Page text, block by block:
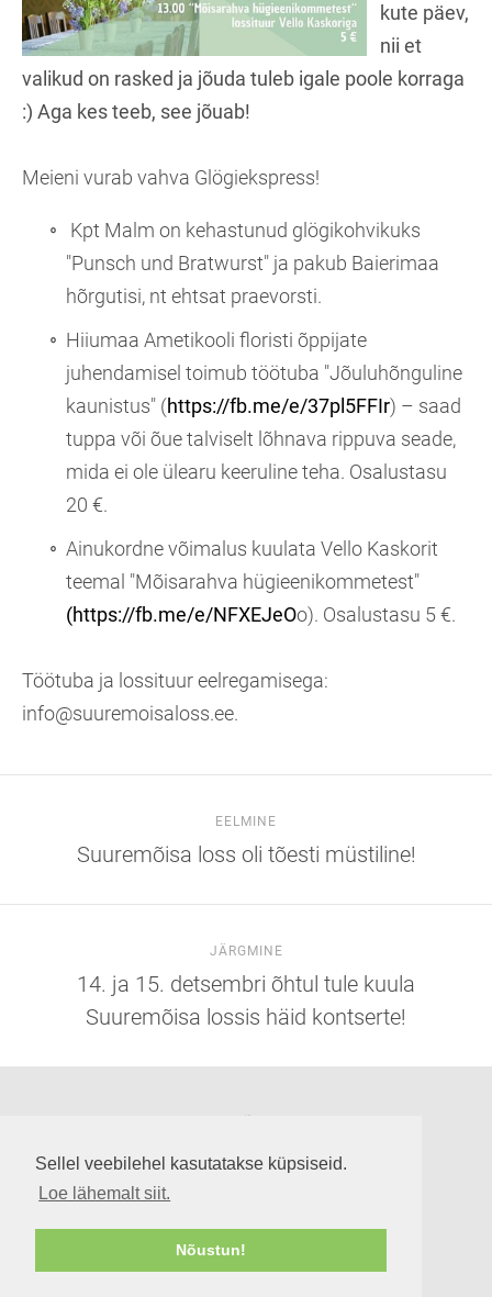
Sellel veebilehel kasutatakse küpsiseid.
Loe lähemalt siit.
Nõustun!
kute päev,
nii et
valikud on rasked ja jõuda tuleb igale poole korraga
:) Aga kes teeb, see jõuab!
Meieni vurab vahva Glögiekspress!
Kpt Malm on kehastunud glögikohvikuks
"Punsch und Bratwurst" ja pakub Baierimaa
hõrgutisi, nt ehtsat praevorsti.
Hiiumaa Ametikooli floristi õppijate
juhendamisel toimub töötuba "Jõuluhõnguline
kaunistus" (https://fb.me/e/37pl5FFIr) – saad
tuppa või õue talviselt lõhnava rippuva seade,
mida ei ole ülearu keeruline teha. Osalustasu
20 €.
Ainukordne võimalus kuulata Vello Kaskorit
teemal "Mõisarahva hügieenikommetest"
(https://fb.me/e/NFXEJeOo). Osalustasu 5 €.
Töötuba ja lossituur eelregamisega:
info@suuremoisaloss.ee.
EELMINE
Suuremõisa loss oli tõesti müstiline!
JÄRGMINE
14. ja 15. detsembri õhtul tule kuula
Suuremõisa lossis häid kontserte!
info@suuremoisaloss.ee
LOSSI LAHTIOLEKUAJAD